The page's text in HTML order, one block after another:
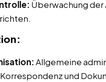
Überwachung der
Allgemeine
und